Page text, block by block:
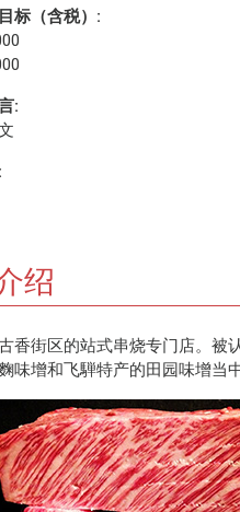
标（含税）:
:
绍
香街区的站式串烧专门店。被
味增和飞騨特产的田园味增当